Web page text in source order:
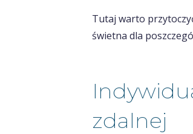
Tutaj warto
świetna dla
zdalnej